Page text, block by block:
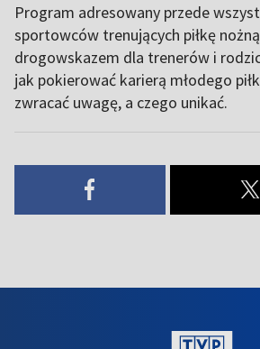
Program adresowany przede
sportowców trenujących piłkę
drogowskazem dla trenerów i
jak pokierować karierą młodego
zwracać uwagę, a czego unikać.